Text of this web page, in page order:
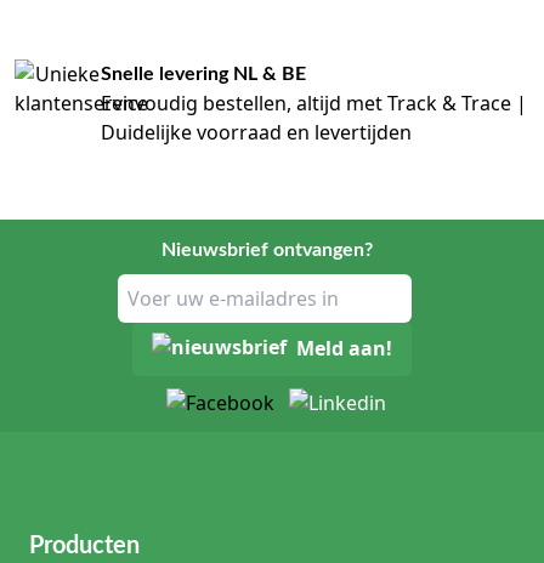
Snelle levering NL & BE
Eenvoudig bestellen, altijd met Track & Trace |
Duidelijke voorraad en levertijden
Nieuwsbrief ontvangen?
Meld aan!
Producten